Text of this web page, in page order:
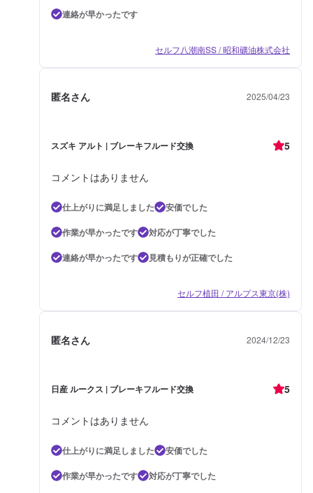
連絡が早かったです
セルフ八潮南SS / 昭和礦油株式会社
匿名さん 2025/04/23
スズキ アルト | ブレーキフルード交換 5
コメントはありません
仕上がりに満足しました
安価でした
作業が早かったです
対応が丁寧でした
連絡が早かったです
見積もりが正確でした
セルフ植田 / アルプス東京(株)
匿名さん 2024/12/23
日産 ルークス | ブレーキフルード交換 5
コメントはありません
仕上がりに満足しました
安価でした
作業が早かったです
対応が丁寧でした